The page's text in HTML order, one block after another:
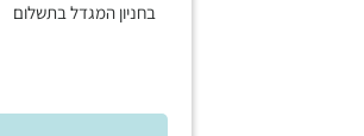
בחניון המגדל בתשלום